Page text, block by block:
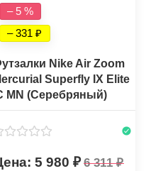
– 5 %
– 331
Nike Air Zoom
Superfly IX Elite
MN (Серебряный)
5 980 6 311